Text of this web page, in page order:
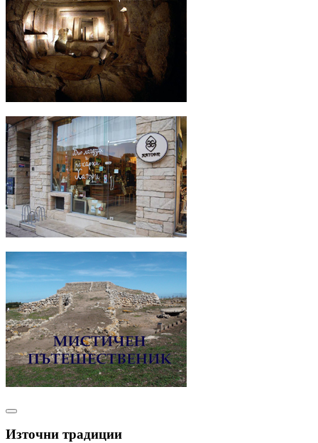
Източни традиции